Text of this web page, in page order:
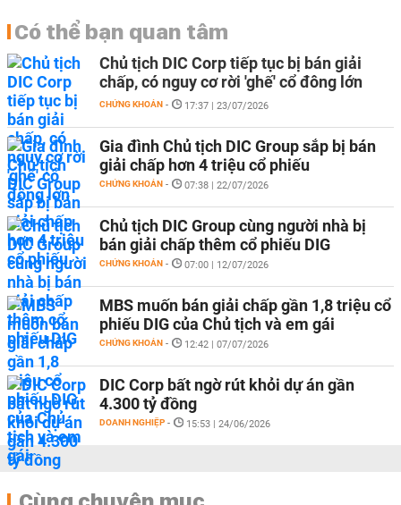
Có thể bạn quan tâm
Chủ tịch DIC Corp tiếp tục bị bán giải
chấp, có nguy cơ rời 'ghế' cổ đông lớn
CHỨNG KHOÁN - 17:37 | 23/07/2026
Gia đình Chủ tịch DIC Group sắp bị bán
giải chấp hơn 4 triệu cổ phiếu
CHỨNG KHOÁN - 07:38 | 22/07/2026
Chủ tịch DIC Group cùng người nhà bị
bán giải chấp thêm cổ phiếu DIG
CHỨNG KHOÁN - 07:00 | 12/07/2026
MBS muốn bán giải chấp gần 1,8 triệu cổ
phiếu DIG của Chủ tịch và em gái
CHỨNG KHOÁN - 12:42 | 07/07/2026
DIC Corp bất ngờ rút khỏi dự án gần
4.300 tỷ đồng
DOANH NGHIỆP - 15:53 | 24/06/2026